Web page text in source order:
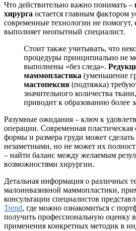
Что действительно важно понимать –
хирурга остается главным фактором
современные технологии не
выполняет неопытный специалист.
Стоит также учитывать, что
процедуры принципиально не
выполнены «без следа».
маммопластика (уменьшение
мастопексия (подтяжка)
значительного количества
приводит к образованию более
Разумные ожидания – ключ к
операции. Современная
формы и размера груди может
незаметными, но не может их
– найти баланс между желаемым
возможностями хирургии.
Детальная информация о различных
малоинвазивной маммопластики,
консультации специалистов
Trend, где можно ознакомиться с
получить профессиональную оценку
применения конкретных методик в